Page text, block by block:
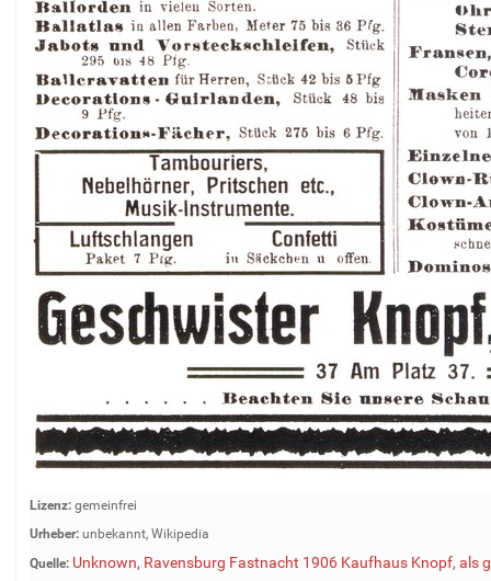
Z
e
g
Lizenz: gemeinfrei
Urheber: unbekannt, Wikipedia
Quelle: Unknown, Ravensburg Fastnacht 1906 Kaufhaus Knopf, als